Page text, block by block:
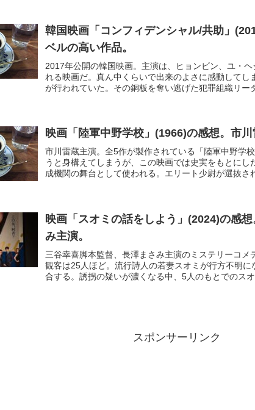
韓国映画「コンフィデンシャル/共助」
ベルの高い作品。
2017年公開の韓国映画。主演は、ヒョンビン、ユ・
れる映画だ。真ん中くらいで出来のよさに感動して
が行われていた。その銅板を奪い逃げた犯罪組織リー
映画「陸軍中野学校」(1966)の感想。市川
市川雷蔵主演。全5作が製作されている「陸軍中野学
うと身構えてしまうが、この映画では史実をもとに
成機関の舞台として使われる。エリート少尉が選抜さ
映画「スオミの話をしよう」(2024)の感
み主演。
三谷幸喜脚本監督、長澤まさみ主演のミステリーコメ
観客は25人ほど。流行詩人の若妻スオミが行方不明
合する。誘拐の疑いが濃くなる中、5人のもとでのス
スポンサーリンク